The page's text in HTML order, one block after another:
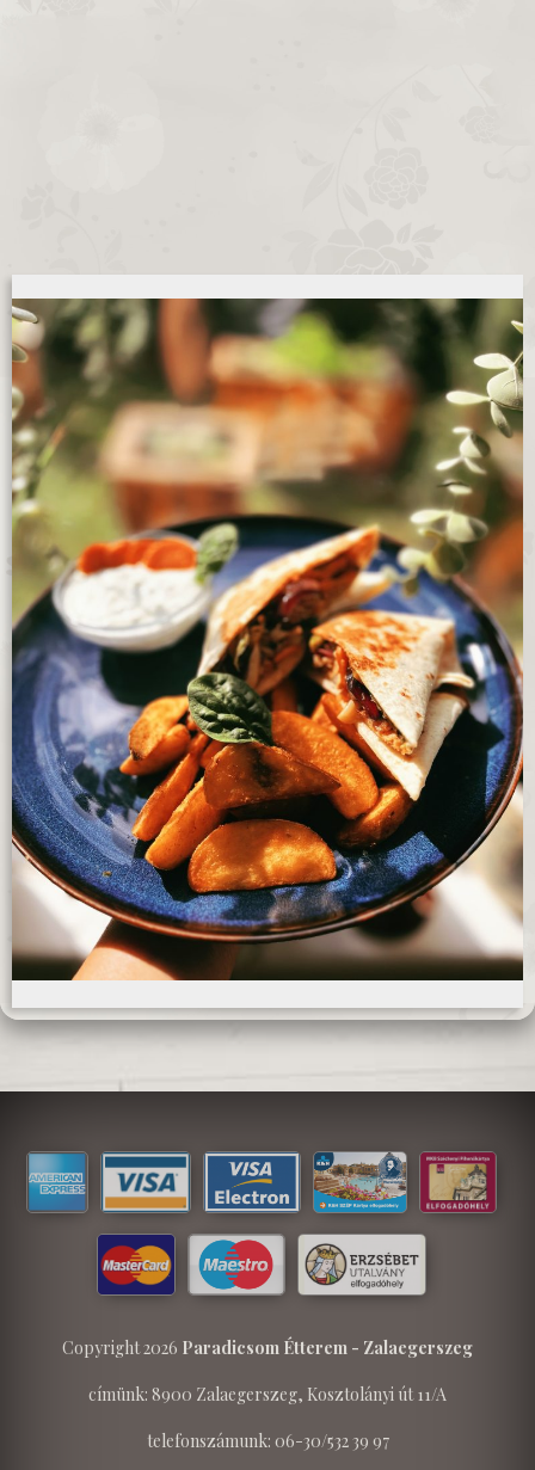
Copyright 2026 Paradicsom Étterem - Zalaegerszeg
címünk: 8900 Zalaegerszeg, Kosztolányi út 11/A
telefonszámunk: 06-30/532 39 97